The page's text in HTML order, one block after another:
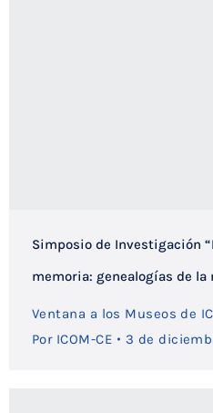
Simposio de Investigación
memoria: genealogías de la
Ventana a los Museos de
Por ICOM-CE 3 de